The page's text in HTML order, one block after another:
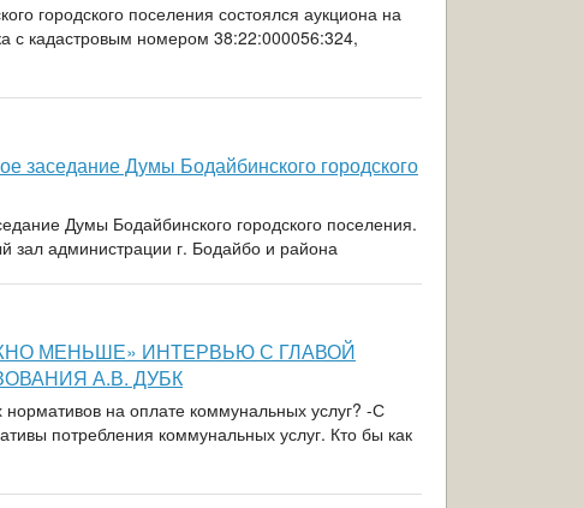
городского поселения состоялся аукциона на
с кадастровым номером 38:22:000056:324,
заседание Думы Бодайбинского городского
Думы Бодайбинского городского поселения.
зал администрации г. Бодайбо и района
МЕНЬШЕ» ИНТЕРВЬЮ С ГЛАВОЙ
А.В. ДУБК
нормативов на оплате коммунальных услуг? -С
потребления коммунальных услуг. Кто бы как